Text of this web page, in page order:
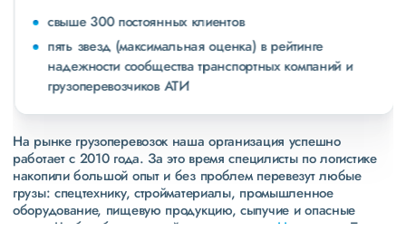
свыше 300 постоянных клиентов
пять звезд (максимальная оценка) в рейтинге
надежности сообщества транспортных компаний и
грузоперевозчиков АТИ
На рынке грузоперевозок наша организация успешно
работает с 2010 года. За это время специлисты по логистике
накопили большой опыт и без проблем перевезут любые
грузы: спецтехнику, стройматериалы, промышленное
оборудование, пищевую продукцию, сыпучие и опасные